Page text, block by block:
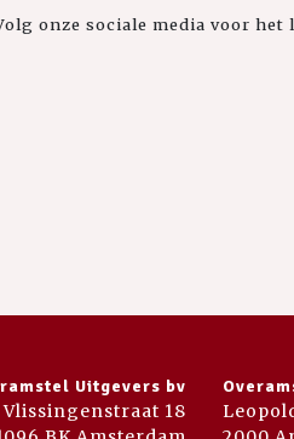
onze sociale media voor het
Uitgevers bv
18